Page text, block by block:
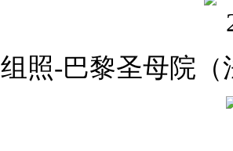
组照-巴黎圣母院